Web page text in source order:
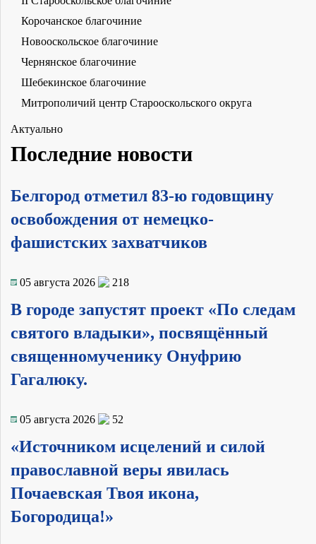
Корочанское благочиние
Новооскольское благочиние
Чернянское благочиние
Шебекинское благочиние
Митрополичий центр Старооскольского округа
Актуально
Последние новости
Белгород отметил 83-ю годовщину
освобождения от немецко-
фашистских захватчиков
05 августа 2026 218
В городе запустят проект «По следам
святого владыки», посвящённый
священномученику Онуфрию
Гагалюку.
05 августа 2026 52
«Источником исцелений и силой
православной веры явилась
Почаевская Твоя икона,
Богородица!»